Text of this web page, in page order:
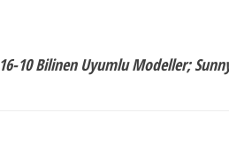
10 Bilinen Uyumlu Modeller;